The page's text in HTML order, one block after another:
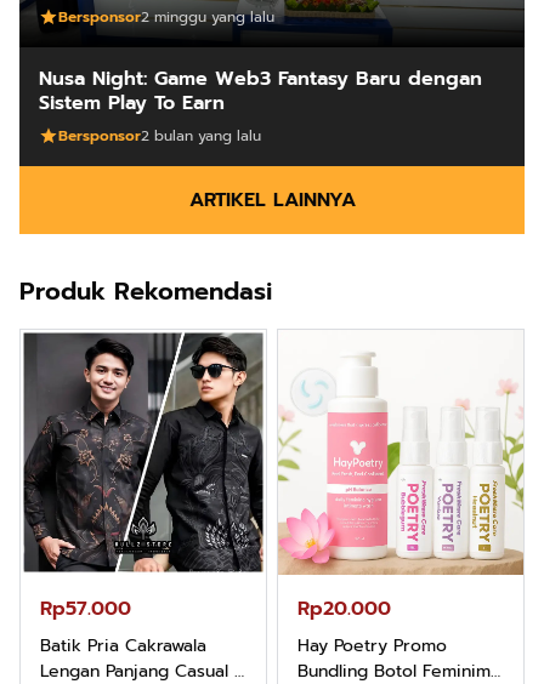
Bersponsor2 minggu yang lalu
Nusa Night: Game Web3 Fantasy Baru dengan
Sistem Play To Earn
Bersponsor2 bulan yang lalu
ARTIKEL LAINNYA
Produk Rekomendasi
Rp57.000
Batik Pria Cakrawala
Lengan Panjang Casual -
Rp20.000
Hay Poetry Promo
Bundling Botol Feminim